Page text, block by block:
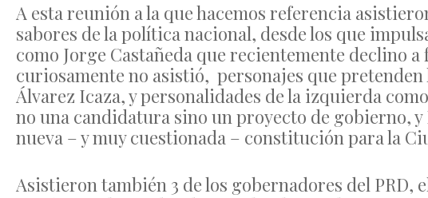
A esta reunión a la que hacemos referencia
sabores de la política nacional, desde los que
como Jorge Castañeda que recientemente declino
curiosamente no asistió, personajes que
Álvarez Icaza, y personalidades de la izquierda
no una candidatura sino un proyecto de gobierno,
nueva – y muy cuestionada – constitución para la
Asistieron también 3 de los gobernadores del PRD,